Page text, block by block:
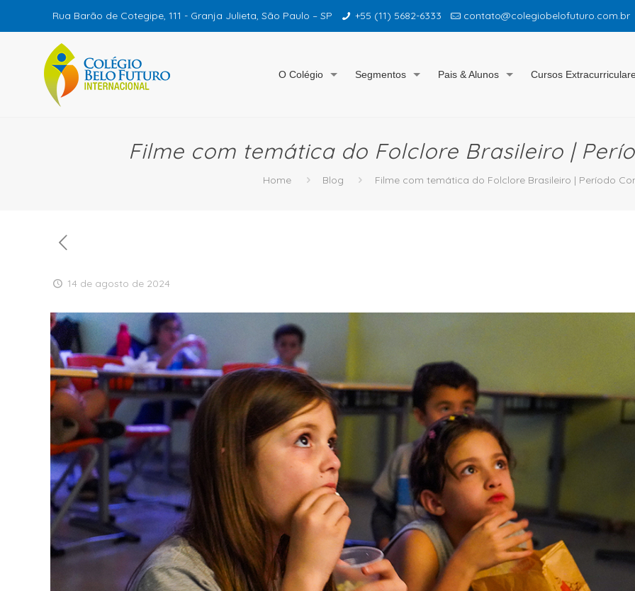
Rua Barão de Cotegipe, 111 - Granja Julieta, São Paulo – SP +55 (11) 5682-6333 contato@colegiobelofuturo.com.br
O Colégio Segmentos Pais & Alunos Cursos
Filme com temática do Folclore Brasileiro |
Home Blog Filme com temática do Folclore Brasileiro | Período
14 de agosto de 2024